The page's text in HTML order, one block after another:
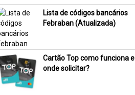
Lista de códigos bancários
Febraban (Atualizada)
Cartão Top como funciona e
onde solicitar?